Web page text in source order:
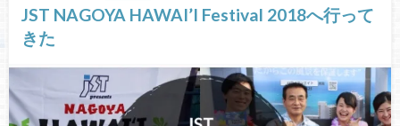
JST NAGOYA HAWAI’I Festival 2018へ行って
きた